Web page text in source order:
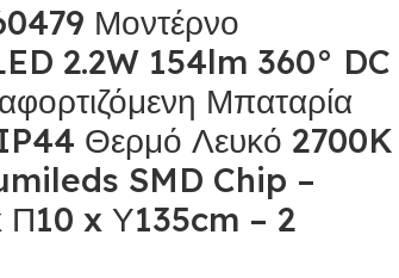
Μοντέρνο
2.2W 154lm 360° DC
Μπαταρία
Θερμό Λευκό 2700K
SMD Chip –
Π10 x Υ135cm – 2